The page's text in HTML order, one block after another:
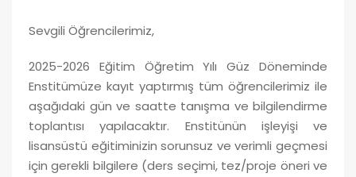
Sevgili Öğrencilerimiz,
2025-2026 Eğitim Öğretim Yılı Güz Döneminde
Enstitümüze kayıt yaptırmış tüm öğrencilerimiz ile
aşağıdaki gün ve saatte tanışma ve bilgilendirme
toplantısı yapılacaktır. Enstitünün işleyişi ve
lisansüstü eğitiminizin sorunsuz ve verimli geçmesi
için gerekli bilgilere (ders seçimi, tez/proje öneri ve